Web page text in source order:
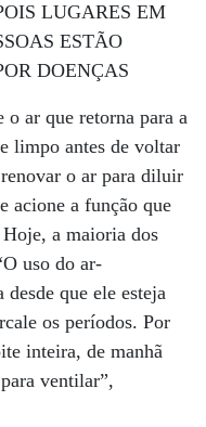
LUGARES EM
ESTÃO
DOENÇAS
ar que retorna para a
limpo antes de voltar
o ar para diluir
acione a função que
a maioria dos
uso do ar-
que ele esteja
os períodos. Por
inteira, de manhã
ventilar”,